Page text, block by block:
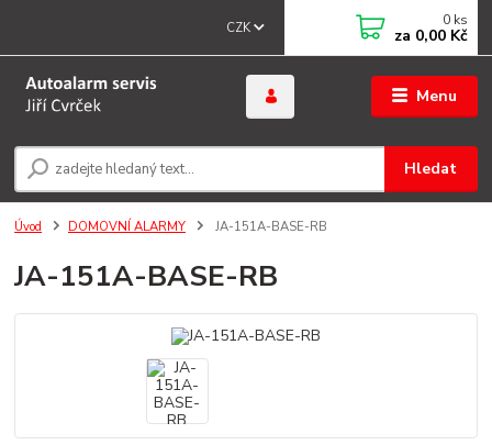
Menu
CZK
Hledat
0 ks
za 0,00 Kč
Úvod DOMOVNÍ ALARMY JA-151A-BASE-RB
JA-151A-BASE-RB